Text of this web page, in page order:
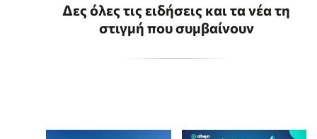
Δες όλες τις ειδήσεις και τα νέα τη
στιγμή που συμβαίνουν